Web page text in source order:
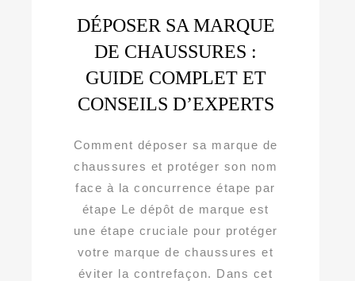
DÉPOSER SA MARQUE
DE CHAUSSURES :
GUIDE COMPLET ET
CONSEILS D’EXPERTS
Comment déposer sa marque de
chaussures et protéger son nom
face à la concurrence étape par
étape Le dépôt de marque est
une étape cruciale pour protéger
votre marque de chaussures et
éviter la contrefaçon. Dans cet